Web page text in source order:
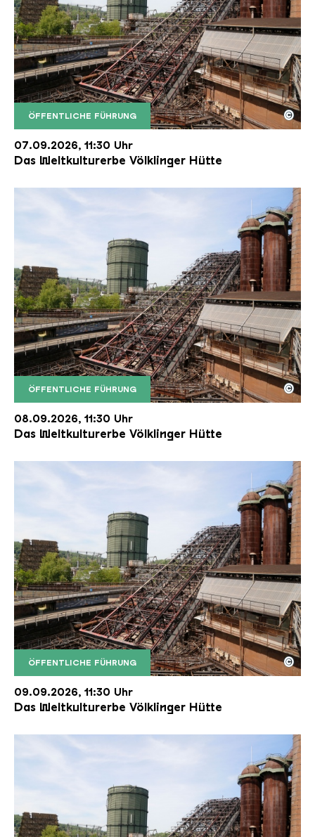
ÖFFENTLICHE FÜHRUNG
Der Erzschrägaufzug der Völklinger Hütte mit
Copyright: Weltkulturerbe Völklinger Hütte | Karl
©
07.09.2026, 11:30 Uhr
Das Weltkulturerbe Völklinger Hütte
ÖFFENTLICHE FÜHRUNG
Der Erzschrägaufzug der Völklinger Hütte mit
Copyright: Weltkulturerbe Völklinger Hütte | Karl
©
08.09.2026, 11:30 Uhr
Das Weltkulturerbe Völklinger Hütte
ÖFFENTLICHE FÜHRUNG
Der Erzschrägaufzug der Völklinger Hütte mit
Copyright: Weltkulturerbe Völklinger Hütte | Karl
©
09.09.2026, 11:30 Uhr
Das Weltkulturerbe Völklinger Hütte